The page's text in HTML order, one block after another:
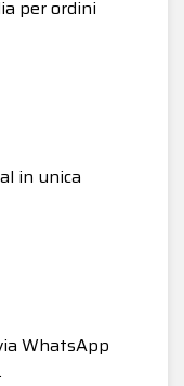
per ordini
in unica
WhatsApp